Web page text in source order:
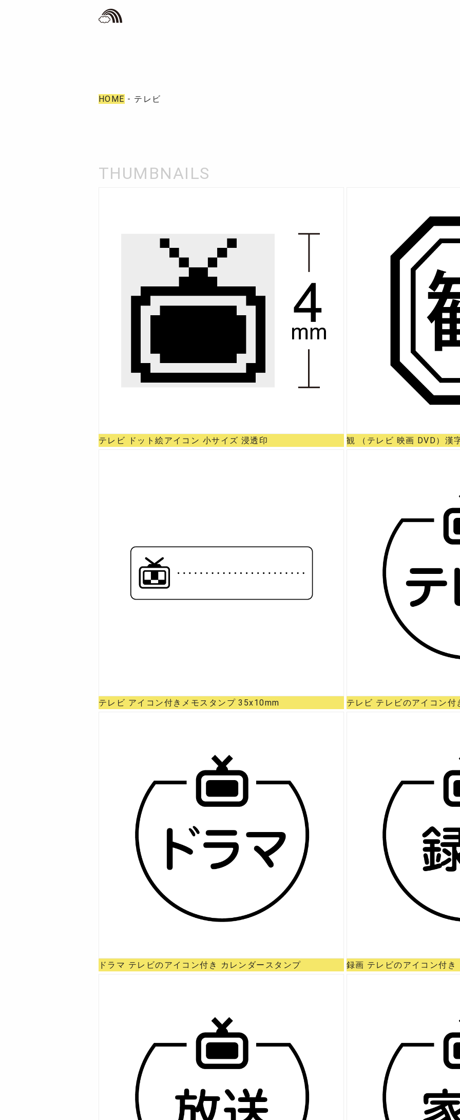
HOME - テレビ
テレビ ドット絵アイコン 小サイズ 浸透印 観 （テレビ 映画 DVD）漢
テレビ アイコン付きメモスタンプ 35x10mm テレビ テレビのアイコン
ドラマ テレビのアイコン付き カレンダースタンプ 録画 テレビのアイコン付